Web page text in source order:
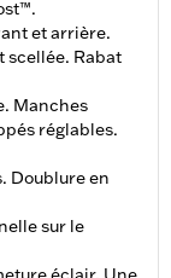
et arrière.
scellée. Rabat
Manches
réglables.
Doublure en
sur le